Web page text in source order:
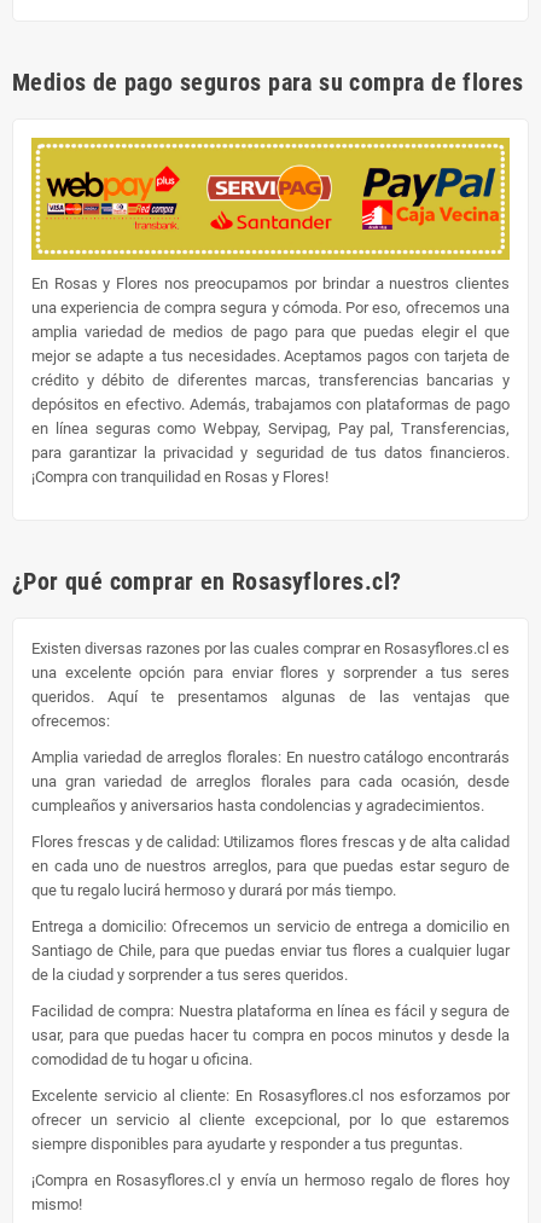
Medios de pago seguros para su compra de flores
En Rosas y Flores nos preocupamos por brindar a nuestros clientes
una experiencia de compra segura y cómoda. Por eso, ofrecemos una
amplia variedad de medios de pago para que puedas elegir el que
mejor se adapte a tus necesidades. Aceptamos pagos con tarjeta de
crédito y débito de diferentes marcas, transferencias bancarias y
depósitos en efectivo. Además, trabajamos con plataformas de pago
en línea seguras como Webpay, Servipag, Pay pal, Transferencias,
para garantizar la privacidad y seguridad de tus datos financieros.
¡Compra con tranquilidad en Rosas y Flores!
¿Por qué comprar en Rosasyflores.cl?
Existen diversas razones por las cuales comprar en Rosasyflores.cl es
una excelente opción para enviar flores y sorprender a tus seres
queridos. Aquí te presentamos algunas de las ventajas que
ofrecemos:
Amplia variedad de arreglos florales: En nuestro catálogo encontrarás
una gran variedad de arreglos florales para cada ocasión, desde
cumpleaños y aniversarios hasta condolencias y agradecimientos.
Flores frescas y de calidad: Utilizamos flores frescas y de alta calidad
en cada uno de nuestros arreglos, para que puedas estar seguro de
que tu regalo lucirá hermoso y durará por más tiempo.
Entrega a domicilio: Ofrecemos un servicio de entrega a domicilio en
Santiago de Chile, para que puedas enviar tus flores a cualquier lugar
de la ciudad y sorprender a tus seres queridos.
Facilidad de compra: Nuestra plataforma en línea es fácil y segura de
usar, para que puedas hacer tu compra en pocos minutos y desde la
comodidad de tu hogar u oficina.
Excelente servicio al cliente: En Rosasyflores.cl nos esforzamos por
ofrecer un servicio al cliente excepcional, por lo que estaremos
siempre disponibles para ayudarte y responder a tus preguntas.
¡Compra en Rosasyflores.cl y envía un hermoso regalo de flores hoy
mismo!